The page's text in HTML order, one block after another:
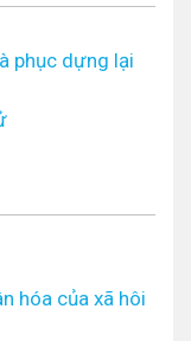
phục dựng lại
hóa của xã hôi